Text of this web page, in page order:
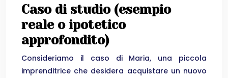
Caso di studio (esempio
reale o ipotetico
approfondito)
Consideriamo il caso di Maria, una piccola
imprenditrice che desidera acquistare un nuovo